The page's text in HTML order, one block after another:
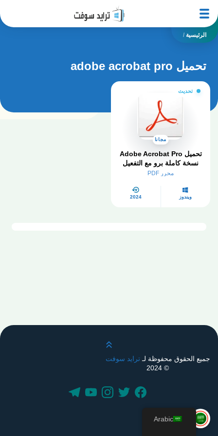
الرئيسية /
تحميل adobe acrobat pro
تحديث
مجانا
تحميل Adobe Acrobat Pro
نسخة كاملة برو مع التفعيل
2024محرر PDF
ويندوز 2024
قم بالتمرير لأعلى
جميع الحقوق محفوظة لـترايد سوفت
© 2024
Arabic